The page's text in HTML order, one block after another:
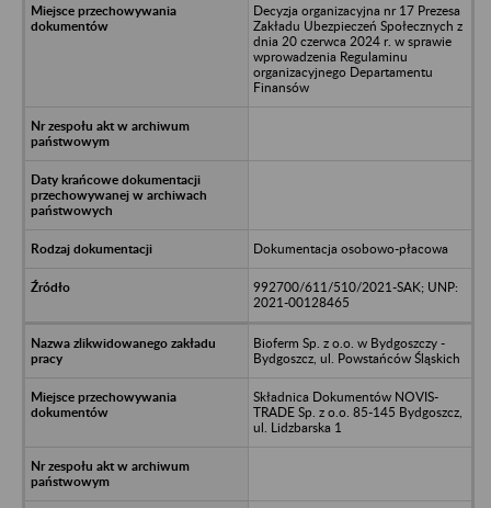
Decyzja organizacyjna nr 17 Prezesa
Zakładu Ubezpieczeń Społecznych z
dnia 20 czerwca 2024 r. w sprawie
wprowadzenia Regulaminu
organizacyjnego Departamentu
Finansów
Dokumentacja osobowo-płacowa
992700/611/510/2021-SAK; UNP:
2021-00128465
Bioferm Sp. z o.o. w Bydgoszczy -
Bydgoszcz, ul. Powstańców Śląskich
Składnica Dokumentów NOVIS-
TRADE Sp. z o.o. 85-145 Bydgoszcz,
ul. Lidzbarska 1